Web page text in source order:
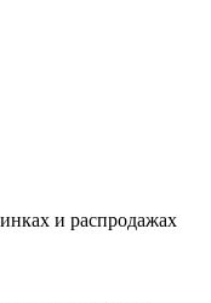
и распродажах